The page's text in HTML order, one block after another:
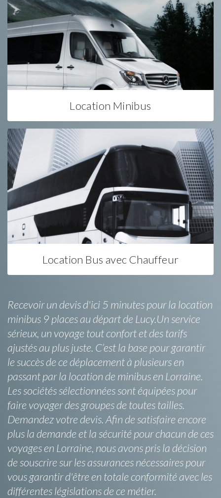
Location Minibus
Location Bus avec Chauffeur
Recevoir un devis d'ici 5 minutes pour la location
minibus 9 places au départ de Lucy.Un service
sérieux, un voyage tout confort et des tarifs
ajustés au plus juste. C’est la base pour garantir
le succès de ce déplacement à plusieurs en
passant par la location de minibus en Lorraine.
Les sociétés sélectionnées sont équipées pour
faire voyager des groupes de toutes tailles.
Demandez votre devis. Afin de satisfaire encore
plus la demande et la sécurité pour chacun de ces
voyages en Lorraine, nous avons pris la décision
de souscrire sur les assurances nécessaires pour
vous garantir d'être en totale conformité avec les
différentes législations de ce métier.